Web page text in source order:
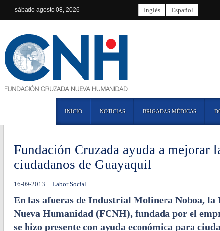
sábado agosto 08, 2026 Inglés Español
INICIO NOTICIAS BRIGADAS MÉDICAS
Fundación Cruzada ayuda a mejorar
ciudadanos de Guayaquil
16-09-2013 Labor Social
En las afueras de Industrial Molinera Noboa, la
Nueva Humanidad (FCNH), fundada por el
se hizo presente con ayuda económica para